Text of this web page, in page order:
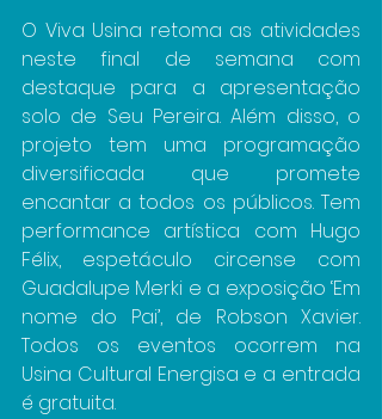
O Viva Usina retoma as atividades
neste final de semana com
destaque para a apresentação
solo de Seu Pereira. Além disso, o
projeto tem uma programação
diversificada que promete
encantar a todos os públicos. Tem
performance artística com Hugo
Félix, espetáculo circense com
Guadalupe Merki e a exposição ‘Em
nome do Pai’, de Robson Xavier.
Todos os eventos ocorrem na
Usina Cultural Energisa e a entrada
é gratuita.